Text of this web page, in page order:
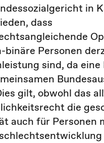
in
dass
binäre Personen
sind, da
gilt, obwohl das
die
auch für Personen